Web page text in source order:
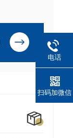
电话
扫码加微信